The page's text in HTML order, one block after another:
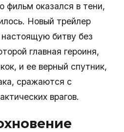
фильм оказался в тени,
Новый трейлер
битву без
главная героиня,
и ее верный спутник,
сражаются с
врагов.